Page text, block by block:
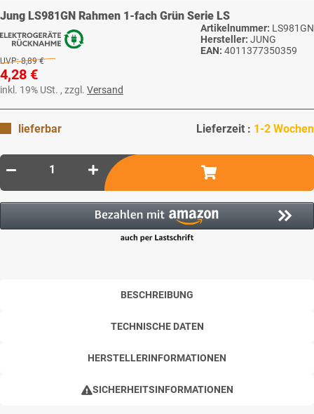
Jung LS981GN Rahmen 1-fach Grün Serie LS
Artikelnummer: LS981GN
Hersteller: JUNG
EAN: 4011377350359
UVP: 8,89 €
4,28 €
inkl. 19% USt. , zzgl. Versand
lieferbar Lieferzeit : 1-2 Wochen
BESCHREIBUNG
TECHNISCHE DATEN
HERSTELLERINFORMATIONEN
SICHERHEITSINFORMATIONEN